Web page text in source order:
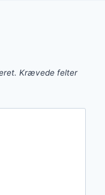
Krævede felter